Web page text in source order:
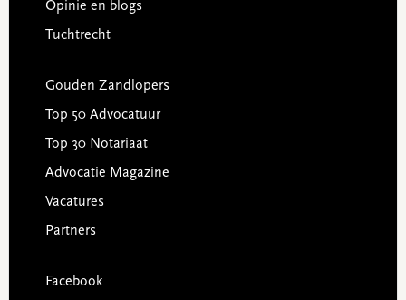
Opinie en blogs
Tuchtrecht
Gouden Zandlopers
Top 50 Advocatuur
Top 30 Notariaat
Advocatie Magazine
Vacatures
Partners
Facebook